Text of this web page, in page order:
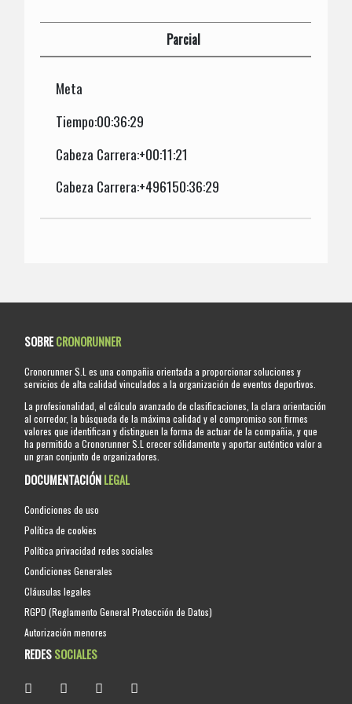
Parcial
Meta
Tiempo:00:36:29
Cabeza Carrera:+00:11:21
Cabeza Carrera:+496150:36:29
SOBRECRONORUNNER
Cronorunner S.L es una compañia orientada a proporcionar soluciones y
servicios de alta calidad vinculados a la organización de eventos deportivos.
La profesionalidad, el cálculo avanzado de clasificaciones, la clara orientación
al corredor, la búsqueda de la máxima calidad y el compromiso son firmes
valores que identifican y distinguen la forma de actuar de la compañia, y que
ha permitido a Cronorunner S.L crecer sólidamente y aportar auténtico valor a
un gran conjunto de organizadores.
DOCUMENTACIÓNLEGAL
Condiciones de uso
Política de cookies
Política privacidad redes sociales
Condiciones Generales
Cláusulas legales
RGPD (Reglamento General Protección de Datos)
Autorización menores
REDESSOCIALES